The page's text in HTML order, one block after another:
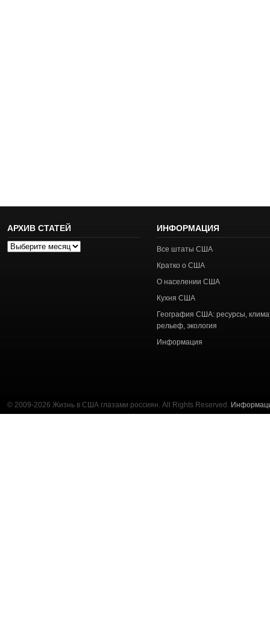
АРХИВ СТАТЕЙ
Архив
ИНФОРМАЦИЯ
Все штаты США
Кратко о США
О населении США
Кухня США
География США: ресурсы,
рельеф, экология
Информация
© 2009-2026 Жизнь в США глазами россиян. All Rights Reserved.